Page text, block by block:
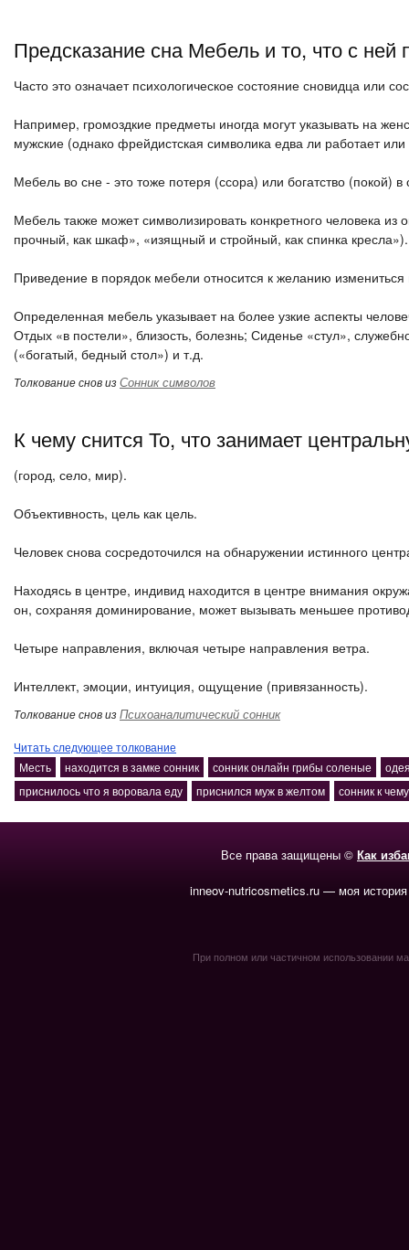
Предсказание сна Мебель и то, что с ней
Часто это означает психологическое состояние сновидца или
Например, громоздкие предметы иногда могут указывать на
мужские (однако фрейдистская символика едва ли работает
Мебель во сне - это тоже потеря (ссора) или богатство (покой)
Мебель также может символизировать конкретного человека
прочный, как шкаф», «изящный и стройный, как спинка кресла»).
Приведение в порядок мебели относится к желанию
Определенная мебель указывает на более узкие аспекты
Отдых «в постели», близость, болезнь; Сиденье «стул»,
(«богатый, бедный стол») и т.д.
Толкование снов изСонник символов
К чему снится То, что занимает
(город, село, мир).
Объективность, цель как цель.
Человек снова сосредоточился на обнаружении истинного
Находясь в центре, индивид находится в центре внимания
он, сохраняя доминирование, может вызывать меньшее
Четыре направления, включая четыре направления ветра.
Интеллект, эмоции, интуиция, ощущение (привязанность).
Толкование снов изПсихоаналитический сонник
Читать следующее толкование
Месть
находится в замке сонник сонник онлайн грибы соленые
приснилось что я воровала еду
приснился муж в желтом сонник к
Все права защищены © Как
inneov-nutricosmetics.ru — моя
При полном или частичном использовании